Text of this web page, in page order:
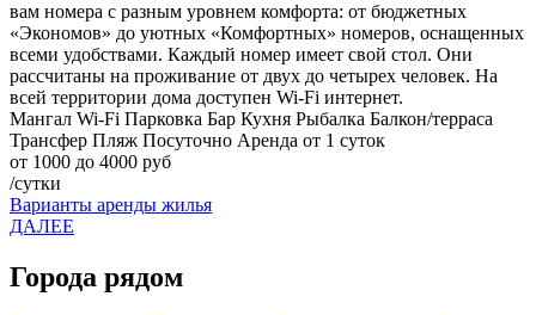
вам номера с разным уровнем комфорта: от бюджетных
«Экономов» до уютных «Комфортных» номеров, оснащенных
всеми удобствами. Каждый номер имеет свой стол. Они
рассчитаны на проживание от двух до четырех человек. На
всей территории дома доступен Wi-Fi интернет.
Мангал Wi-Fi Парковка Бар Кухня Рыбалка Балкон/терраса
Трансфер Пляж Посуточно Аренда от 1 суток
от 1000 до 4000 руб
/сутки
Варианты аренды жилья
ДАЛЕЕ
Города рядом